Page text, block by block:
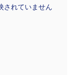
されていません